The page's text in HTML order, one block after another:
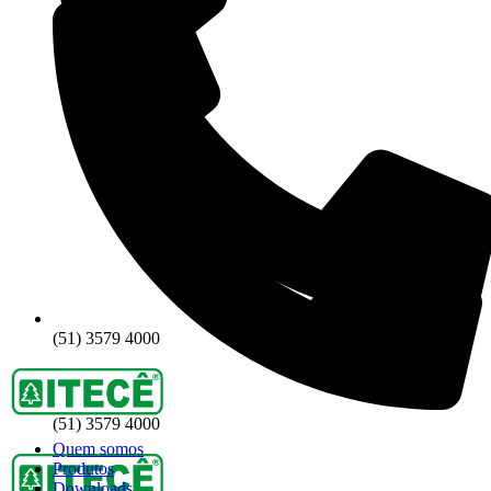
(51) 3579 4000
(51) 3579 4000
Quem somos
Produtos